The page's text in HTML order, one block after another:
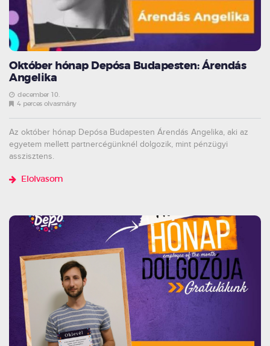
Október hónap Depósa Budapesten: Árendás
Angelika
december 10.
4 perces olvasmány
Az október hónap Depósa Budapesten Árendás Angelika, aki az
egyetem mellett partnercégünknél dolgozik, mint pénzügyi
asszisztens.
Elolvasom